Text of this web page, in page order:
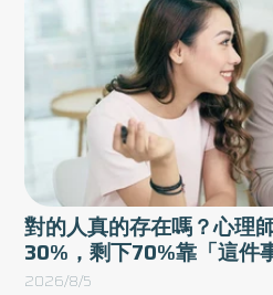
三人生。
對的人真的存在嗎？心理
30%，剩下70%靠「這件
2026/8/5